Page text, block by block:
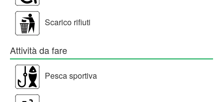
Scarico rifiuti
Attività da fare
Pesca sportiva